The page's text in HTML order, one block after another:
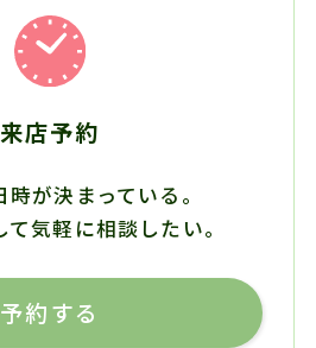
来店予約
が決まっている。
気軽に相談したい。
予約する